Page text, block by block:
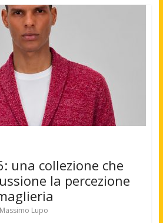
una collezione che
la percezione
Massimo Lupo